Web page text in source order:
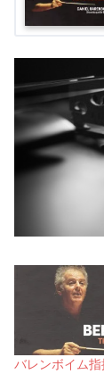
バレンボイム